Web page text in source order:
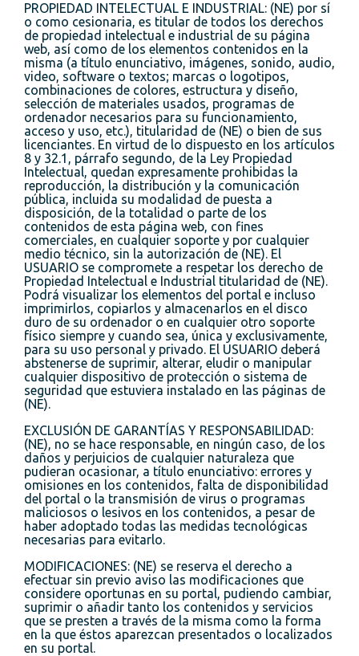
PROPIEDAD INTELECTUAL E INDUSTRIAL: (NE) por sí
o como cesionaria, es titular de todos los derechos
de propiedad intelectual e industrial de su página
web, así como de los elementos contenidos en la
misma (a título enunciativo, imágenes, sonido, audio,
video, software o textos; marcas o logotipos,
combinaciones de colores, estructura y diseño,
selección de materiales usados, programas de
ordenador necesarios para su funcionamiento,
acceso y uso, etc.), titularidad de (NE) o bien de sus
licenciantes. En virtud de lo dispuesto en los artículos
8 y 32.1, párrafo segundo, de la Ley Propiedad
Intelectual, quedan expresamente prohibidas la
reproducción, la distribución y la comunicación
pública, incluida su modalidad de puesta a
disposición, de la totalidad o parte de los
contenidos de esta página web, con fines
comerciales, en cualquier soporte y por cualquier
medio técnico, sin la autorización de (NE). El
USUARIO se compromete a respetar los derecho de
Propiedad Intelectual e Industrial titularidad de (NE).
Podrá visualizar los elementos del portal e incluso
imprimirlos, copiarlos y almacenarlos en el disco
duro de su ordenador o en cualquier otro soporte
físico siempre y cuando sea, única y exclusivamente,
para su uso personal y privado. El USUARIO deberá
abstenerse de suprimir, alterar, eludir o manipular
cualquier dispositivo de protección o sistema de
seguridad que estuviera instalado en las páginas de
(NE).
EXCLUSIÓN DE GARANTÍAS Y RESPONSABILIDAD:
(NE), no se hace responsable, en ningún caso, de los
daños y perjuicios de cualquier naturaleza que
pudieran ocasionar, a título enunciativo: errores y
omisiones en los contenidos, falta de disponibilidad
del portal o la transmisión de virus o programas
maliciosos o lesivos en los contenidos, a pesar de
haber adoptado todas las medidas tecnológicas
necesarias para evitarlo.
MODIFICACIONES: (NE) se reserva el derecho a
efectuar sin previo aviso las modificaciones que
considere oportunas en su portal, pudiendo cambiar,
suprimir o añadir tanto los contenidos y servicios
que se presten a través de la misma como la forma
en la que éstos aparezcan presentados o localizados
en su portal.